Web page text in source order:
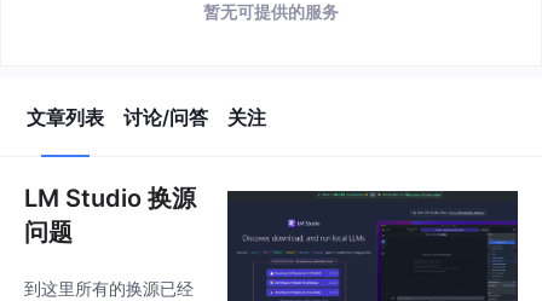
暂无可提供的服务
文章列表 讨论/问答 关注
LM Studio 换源
问题
到这里所有的换源已经